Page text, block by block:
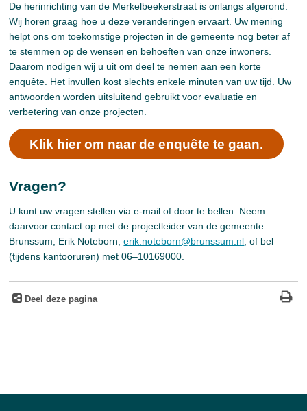
De herinrichting van de Merkelbeekerstraat is onlangs afgerond.
Wij horen graag hoe u deze veranderingen ervaart. Uw mening
helpt ons om toekomstige projecten in de gemeente nog beter af
te stemmen op de wensen en behoeften van onze inwoners.
Daarom nodigen wij u uit om deel te nemen aan een korte
enquête. Het invullen kost slechts enkele minuten van uw tijd. Uw
antwoorden worden uitsluitend gebruikt voor evaluatie en
verbetering van onze projecten.
Klik hier om naar de enquête te gaan.
Vragen?
U kunt uw vragen stellen via e-mail of door te bellen. Neem
daarvoor contact op met de projectleider van de gemeente
Brunssum, Erik Noteborn,erik.noteborn@brunssum.nl , of bel
(tijdens kantooruren) met 06–10169000.
Deel deze pagina